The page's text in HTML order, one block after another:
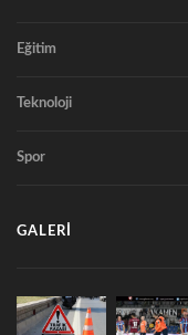
Eğitim
Teknoloji
Spor
GALERI